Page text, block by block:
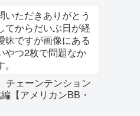
いただきありがとう
てからだいぶ日が経
昧ですが画像にある
やつ2枚で問題なか
チェーンテンション
【アメリカンBB・